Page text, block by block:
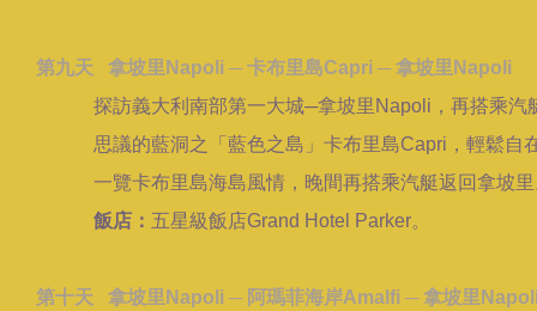
第九天 拿坡里Napoli ─ 卡布里島Capri ─ 拿坡里Napoli
探訪義大利南部第一大城─拿坡里Napoli，再搭乘汽
思議的藍洞之「藍色之島」卡布里島Capri，輕鬆自
一覽卡布里島海島風情，晚間再搭乘汽艇返回拿坡里
飯店： 五星級飯店Grand Hotel Parker。
第十天 拿坡里Napoli ─ 阿瑪菲海岸Amalfi ─ 拿坡里